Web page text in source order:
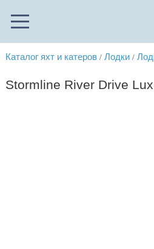
Каталог яхт и катеров / Лодки /
Stormline River Drive